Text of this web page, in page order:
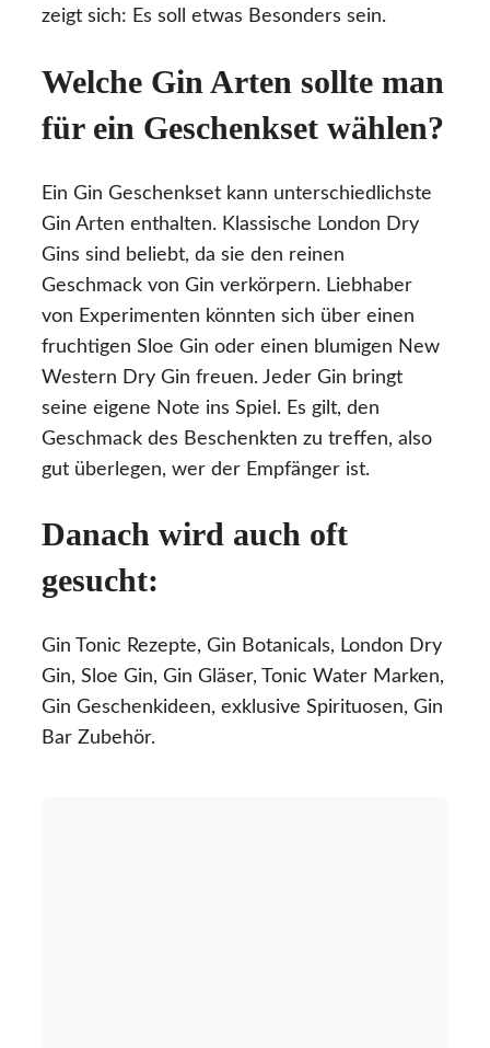
zeigt sich: Es soll etwas Besonders sein.
Welche Gin Arten sollte man
für ein Geschenkset wählen?
Ein Gin Geschenkset kann unterschiedlichste
Gin Arten enthalten. Klassische London Dry
Gins sind beliebt, da sie den reinen
Geschmack von Gin verkörpern. Liebhaber
von Experimenten könnten sich über einen
fruchtigen Sloe Gin oder einen blumigen New
Western Dry Gin freuen. Jeder Gin bringt
seine eigene Note ins Spiel. Es gilt, den
Geschmack des Beschenkten zu treffen, also
gut überlegen, wer der Empfänger ist.
Danach wird auch oft
gesucht:
Gin Tonic Rezepte, Gin Botanicals, London Dry
Gin, Sloe Gin, Gin Gläser, Tonic Water Marken,
Gin Geschenkideen, exklusive Spirituosen, Gin
Bar Zubehör.